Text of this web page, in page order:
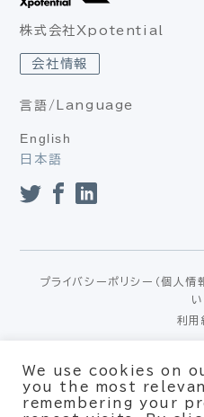
株式会社Xpotential
会社情報
言語/Language
English
日本語
プライバシーポリシー（個人
い
利用
We use cookies on
you the most
remembering your